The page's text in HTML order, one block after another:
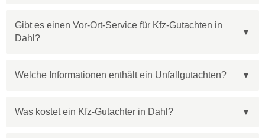
Gibt es einen Vor-Ort-Service für Kfz-Gutachten in
Dahl?
Welche Informationen enthält ein Unfallgutachten?
Was kostet ein Kfz-Gutachter in Dahl?